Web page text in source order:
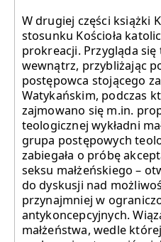
W drugiej części książki
stosunku Kościoła
prokreacji. Przygląda
wewnątrz, przybliżając
postępowca stojącego
Watykańskim, podczas
zajmowano się m.in.
teologicznej wykładni
grupa postępowych
zabiegała o próbę
seksu małżeńskiego –
do dyskusji nad
przynajmniej w
antykoncepcyjnych.
małżeństwa, wedle